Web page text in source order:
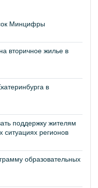
Минцифры
вторичное жилье в
в
поддержку жителям
ситуациях регионов
образовательных